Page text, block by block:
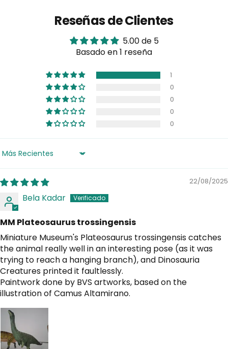
Reseñas de Clientes
5.00 de 5
Basado en 1 reseña
1
0
0
0
0
Sort by
22/08/2025
Bela Kadar
MM Plateosaurus trossingensis
Miniature Museum's Plateosaurus trossingensis catches
the animal really well in an interesting pose (as it was
trying to reach a hanging branch), and Dinosauria
Creatures printed it faultlessly.
Paintwork done by BVS artworks, based on the
illustration of Camus Altamirano.